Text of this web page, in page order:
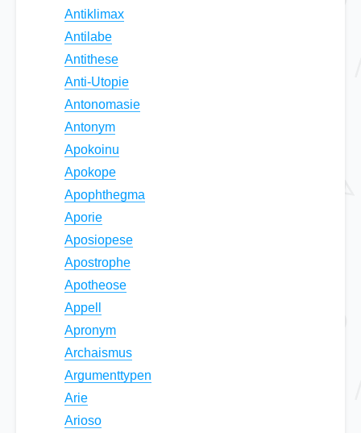
Antiklimax
Antilabe
Antithese
Anti-Utopie
Antonomasie
Antonym
Apokoinu
Apokope
Apophthegma
Aporie
Aposiopese
Apostrophe
Apotheose
Appell
Apronym
Archaismus
Argumenttypen
Arie
Arioso